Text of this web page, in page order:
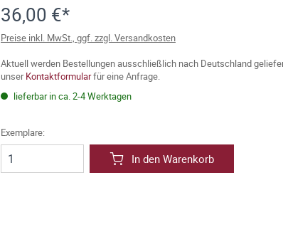
36,00 €*
Preise inkl. MwSt., ggf. zzgl. Versandkosten
Aktuell werden Bestellungen ausschließlich nach Deutschland
unserKontaktformularfür eine Anfrage.
lieferbar in ca. 2-4 Werktagen
Exemplare:
In den Warenkorb